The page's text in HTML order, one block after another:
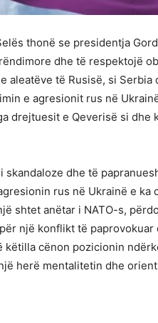
thonë se presidentja
dhe të respektojë
aleatëve të Rusisë, si Serbia
e agresionit rus në
drejtuesit e Qeverisë si dhe
skandaloze dhe të
rus në Ukrainë e ka
shtet anëtar i NATO-s,
një konflikt të paprovokuar
këtilla cënon pozicionin
herë mentalitetin dhe